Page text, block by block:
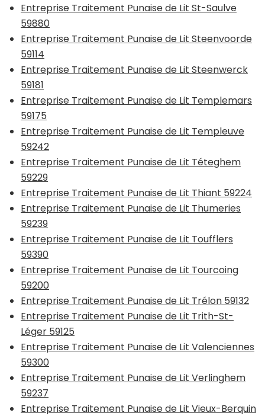
Entreprise Traitement Punaise de Lit St-Saulve
59880
Entreprise Traitement Punaise de Lit Steenvoorde
59114
Entreprise Traitement Punaise de Lit Steenwerck
59181
Entreprise Traitement Punaise de Lit Templemars
59175
Entreprise Traitement Punaise de Lit Templeuve
59242
Entreprise Traitement Punaise de Lit Téteghem
59229
Entreprise Traitement Punaise de Lit Thiant 59224
Entreprise Traitement Punaise de Lit Thumeries
59239
Entreprise Traitement Punaise de Lit Toufflers
59390
Entreprise Traitement Punaise de Lit Tourcoing
59200
Entreprise Traitement Punaise de Lit Trélon 59132
Entreprise Traitement Punaise de Lit Trith-St-
Léger 59125
Entreprise Traitement Punaise de Lit Valenciennes
59300
Entreprise Traitement Punaise de Lit Verlinghem
59237
Entreprise Traitement Punaise de Lit Vieux-Berquin